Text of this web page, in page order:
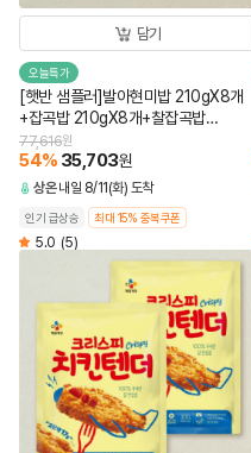
담기
오늘특가
[햇반 샘플러]발아현미밥 210gX8개
+잡곡밥 210gX8개+찰잡곡밥
210gX8개+흑미밥 210gX8개(총32
개)
77,616원
54% 35,703원
상온 내일 8/11(화) 도착
인기 급상승 최대 15% 중복쿠폰
5.0 (5)